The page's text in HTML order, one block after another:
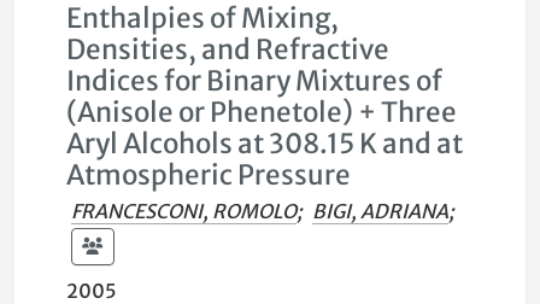
Enthalpies of Mixing,
Densities, and Refractive
Indices for Binary Mixtures of
(Anisole or Phenetole) + Three
Aryl Alcohols at 308.15 K and at
Atmospheric Pressure
FRANCESCONI, ROMOLO; BIGI, ADRIANA;
2005